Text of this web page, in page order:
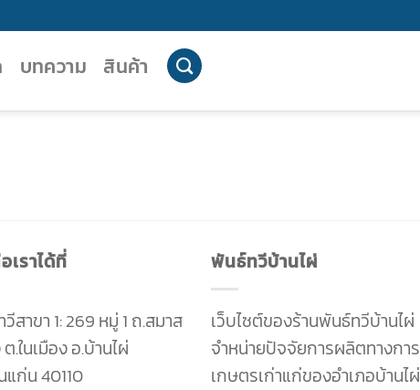
บทความ สินค้า
ราได้ที่
สาขา 1: 269 หมู่ 1 ถ.สมาส
.ในเมือง อ.บ้านไผ่
แก่น 40110
พันธ์ทวีบ้านไผ่
เว็บไซต์ของร้านพันธ์ทวีบ้านไผ่
จำหน่ายปัจจัยการผลิตทางการ
เกษตรเก่าแก่ของอำเภอบ้านไผ่